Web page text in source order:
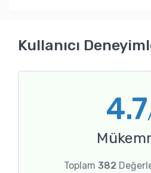
Kullanıcı
4.7
Toplam 382